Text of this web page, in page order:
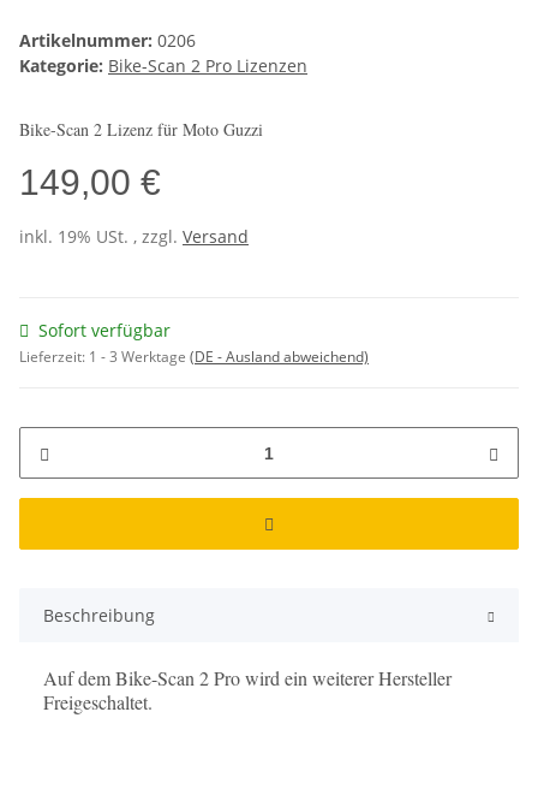
Artikelnummer: 0206
Kategorie: Bike-Scan 2 Pro Lizenzen
Bike-Scan 2 Lizenz für Moto Guzzi
149,00 €
inkl. 19% USt. , zzgl. Versand
Sofort verfügbar
Lieferzeit: 1 - 3 Werktage (DE - Ausland abweichend)
Beschreibung
Auf dem Bike-Scan 2 Pro wird ein weiterer Hersteller
Freigeschaltet.